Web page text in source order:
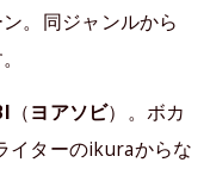
。同ジャンルから
（ヨアソビ）。ボカ
イターのikuraからな